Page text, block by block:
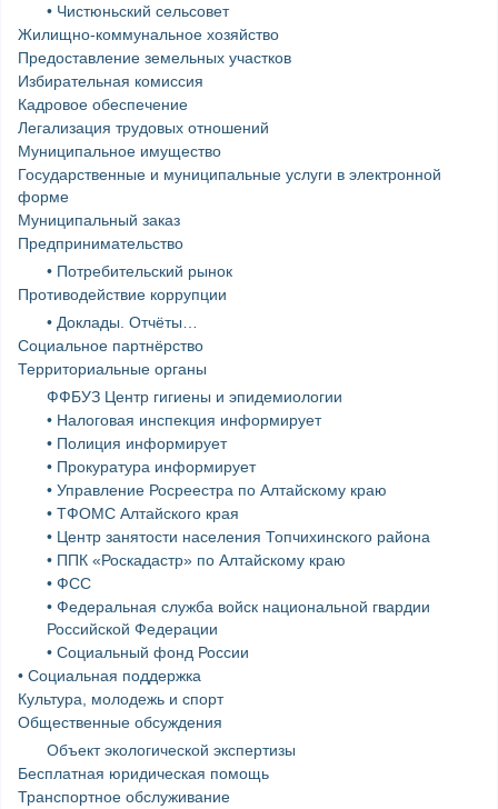
• Чистюньский сельсовет
Жилищно-коммунальное хозяйство
Предоставление земельных участков
Избирательная комиссия
Кадровое обеспечение
Легализация трудовых отношений
Муниципальное имущество
Государственные и муниципальные услуги в электронной
форме
Муниципальный заказ
Предпринимательство
• Потребительский рынок
Противодействие коррупции
• Доклады. Отчёты…
Социальное партнёрство
Территориальные органы
ФФБУЗ Центр гигиены и эпидемиологии
• Налоговая инспекция информирует
• Полиция информирует
• Прокуратура информирует
• Управление Росреестра по Алтайскому краю
• ТФОМС Алтайского края
• Центр занятости населения Топчихинского района
• ППК «Роскадастр» по Алтайскому краю
• ФСС
• Федеральная служба войск национальной гвардии
Российской Федерации
• Социальный фонд России
• Социальная поддержка
Культура, молодежь и спорт
Общественные обсуждения
Объект экологической экспертизы
Бесплатная юридическая помощь
Транспортное обслуживание